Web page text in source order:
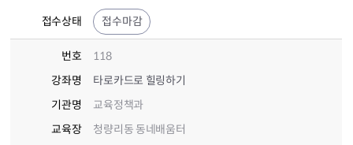
접수상태 접수마감
번호
118
강좌명
타로카드로 힐링하기
기관명
교육정책과
교육장
청량리동 동네배움터